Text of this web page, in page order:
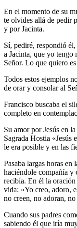
En el momento de su
te olvides allá de pedir
y por Jacinta.
Sí, pediré, respondió
a Jacinta, que yo
Señor. Lo que quiero
Todos estos ejemplos
de orar y consolar al
Francisco buscaba el
completo en
Su amor por Jesús en
Sagrada Hostia «Jesús
le era posible y en las
Pasaba largas horas en
haciéndole compañía y
recibía. En él la
vida: «Yo creo, adoro,
no creen, no adoran,
Cuando sus padres
sabiendo él que iría